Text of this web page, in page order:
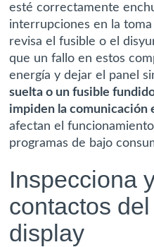
esté correctamente
interrupciones en la
revisa el fusible o el
que un fallo en estos
energía y dejar el panel
suelta o un fusible
impiden la comunicación
afectan el
programas de bajo
Inspecciona
contactos
display